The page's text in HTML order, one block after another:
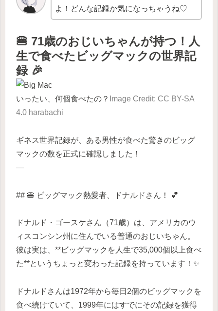
よ！どんな記録か気になっちゃうね♡
🍔 71歳のおじいちゃんが持つ！人
生で食べたビッグマックの世界記
録 🎉
いったい、何個食べたの？ Image Credit: CC BY-SA
4.0 harabachi
ギネス世界記録が、ある男性が食べた驚きのビッグ
マックの数を正式に確認しました！
—
## 🍔 ビッグマック熱愛者、ドナルドさん！ 💕
ドナルド・ゴースケさん（71歳）は、アメリカのウ
ィスコンシン州に住んでいる普通のおじいちゃん。
彼は実は、**ビッグマックを人生で35,000個以上食べ
た**というちょっと変わった記録を持っています！✨
ドナルドさんは1972年から毎日2個のビッグマックを
食べ続けていて、1999年にはすでにその記録を獲得